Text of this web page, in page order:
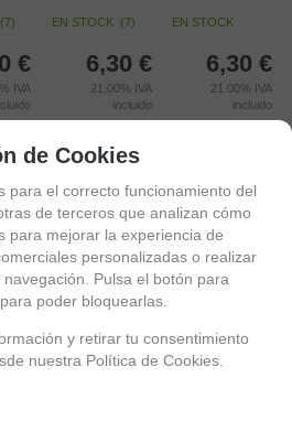
(7)
€
IVA
A
EN STOCK (7)
6,30 €
21.00% IVA
incluido
-
AÑADIR A
EN STOCK
6,30 €
21.00% IVA
incluido
AÑADIR A
CESTA
de Cookies
para el correcto funcionamiento del
de terceros que analizan cómo
para mejorar la experiencia de
personalizadas o realizar
Pulsa el botón para
poder bloquearlas.
y retirar tu consentimiento
nuestra Política de Cookies.